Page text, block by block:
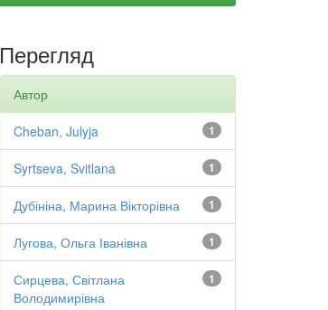
Перегляд
Автор
1
Cheban, Julyja
1
Syrtseva, Svitlana
1
Дубініна, Марина Вікторівна
1
Лугова, Ольга Іванівна
1
Сирцева, Світлана
Володимирівна